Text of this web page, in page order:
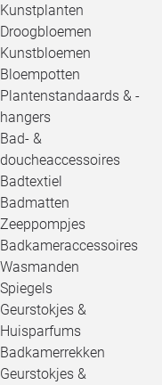
Kunstplanten
Droogbloemen
Kunstbloemen
Bloempotten
Plantenstandaards & -
hangers
Bad- &
doucheaccessoires
Badtextiel
Badmatten
Zeeppompjes
Badkameraccessoires
Wasmanden
Spiegels
Geurstokjes &
Huisparfums
Badkamerrekken
Geurstokjes &